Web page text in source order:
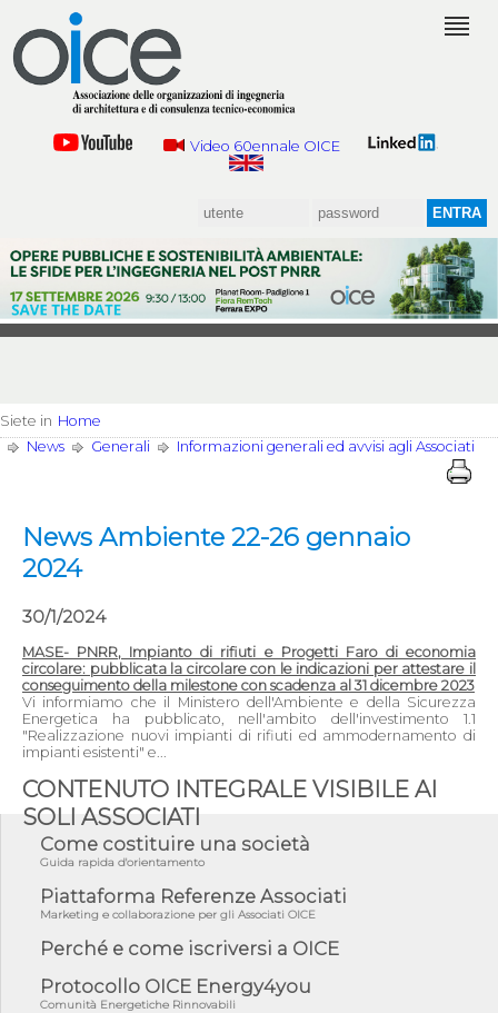
Video 60ennale OICE
Siete in Home
News
Generali Informazioni generali ed avvisi agli Associati
News Ambiente 22-26 gennaio
2024
30/1/2024
MASE- PNRR, Impianto di rifiuti e Progetti Faro di economia
circolare: pubblicata la circolare con le indicazioni per attestare il
conseguimento della milestone con scadenza al 31 dicembre 2023
Vi informiamo che il Ministero dell'Ambiente e della Sicurezza
Energetica ha pubblicato, nell'ambito dell'investimento 1.1
"Realizzazione nuovi impianti di rifiuti ed ammodernamento di
impianti esistenti" e...
CONTENUTO INTEGRALE VISIBILE AI
SOLI ASSOCIATI
Come costituire una società
Guida rapida d'orientamento
Piattaforma Referenze Associati
Marketing e collaborazione per gli Associati OICE
Perché e come iscriversi a OICE
Protocollo OICE Energy4you
Comunità Energetiche Rinnovabili